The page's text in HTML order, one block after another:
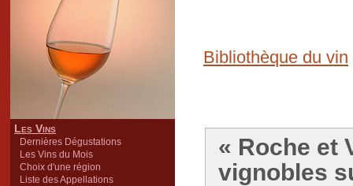
Les Vins
Dernières Dégustations
Les Vins du Mois
Choix d'une région
Liste des Appellations
Bibliothèque du vin
« Roche et
vignobles